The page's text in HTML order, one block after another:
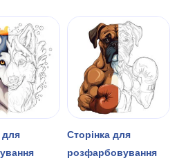
для
Сторінка для
розфарбовування